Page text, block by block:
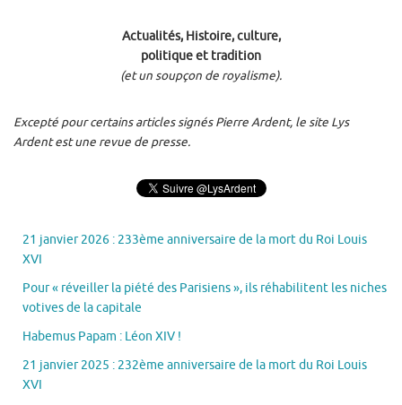
Actualités, Histoire, culture,
politique et tradition
(et un soupçon de royalisme).
Excepté pour certains articles signés Pierre Ardent, le site Lys
Ardent est une revue de presse.
21 janvier 2026 : 233ème anniversaire de la mort du Roi Louis
XVI
Pour « réveiller la piété des Parisiens », ils réhabilitent les niches
votives de la capitale
Habemus Papam : Léon XIV !
21 janvier 2025 : 232ème anniversaire de la mort du Roi Louis
XVI